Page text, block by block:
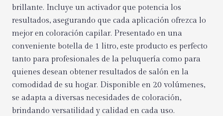
brillante. Incluye un activador que potencia los
resultados, asegurando que cada aplicación ofrezca lo
mejor en coloración capilar. Presentado en una
conveniente botella de 1 litro, este producto es perfecto
tanto para profesionales de la peluquería como para
quienes desean obtener resultados de salón en la
comodidad de su hogar. Disponible en 20 volúmenes,
se adapta a diversas necesidades de coloración,
brindando versatilidad y calidad en cada uso.